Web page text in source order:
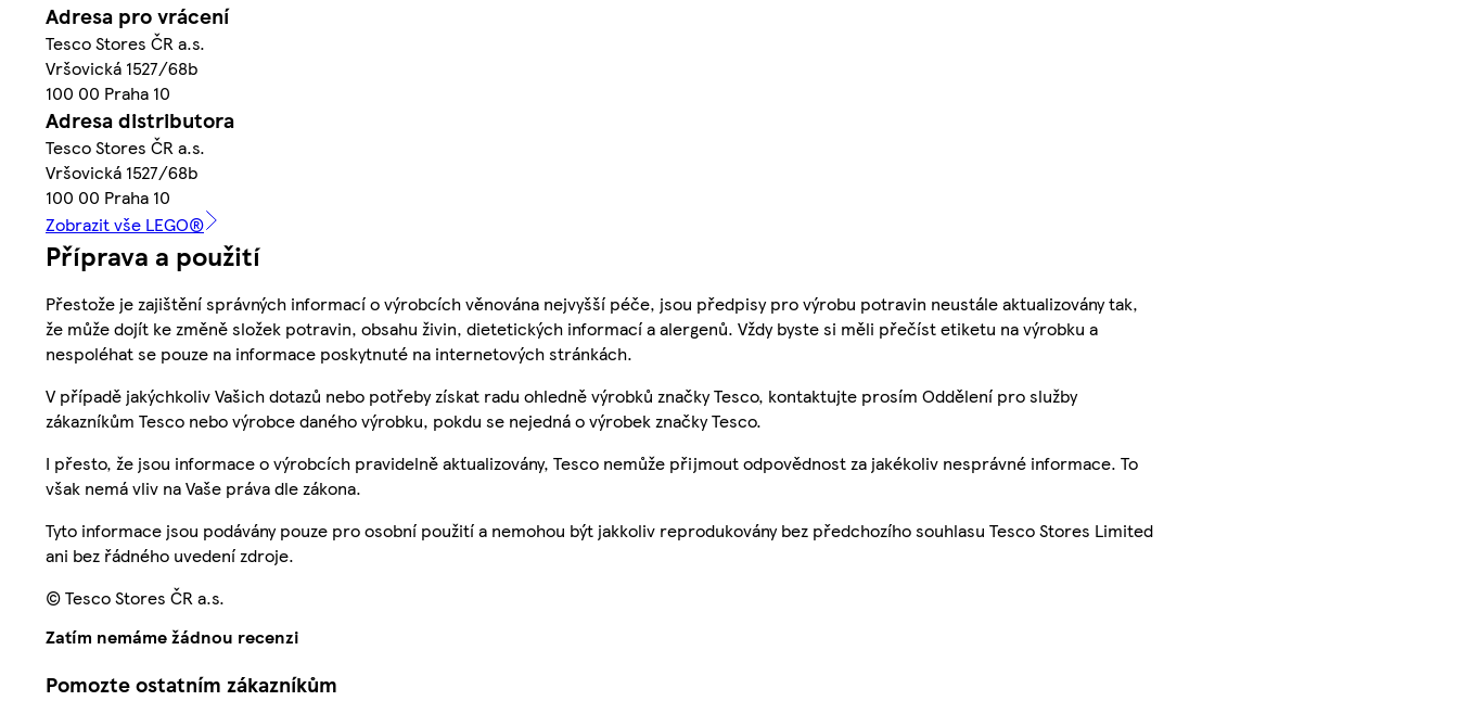
Adresa pro vrácení
Tesco Stores ČR a.s.
Vršovická 1527/68b
100 00 Praha 10
Adresa distributora
Tesco Stores ČR a.s.
Vršovická 1527/68b
100 00 Praha 10
Zobrazit vše LEGO®
Příprava a použití
Přestože je zajištění správných informací o výrobcích věnována nejvyšší péče, jsou předpisy pro výrobu potravin neustále aktualizovány tak,
že může dojít ke změně složek potravin, obsahu živin, dietetických informací a alergenů. Vždy byste si měli přečíst etiketu na výrobku a
nespoléhat se pouze na informace poskytnuté na internetových stránkách.
V případě jakýchkoliv Vašich dotazů nebo potřeby získat radu ohledně výrobků značky Tesco, kontaktujte prosím Oddělení pro služby
zákazníkům Tesco nebo výrobce daného výrobku, pokdu se nejedná o výrobek značky Tesco.
I přesto, že jsou informace o výrobcích pravidelně aktualizovány, Tesco nemůže přijmout odpovědnost za jakékoliv nesprávné informace. To
však nemá vliv na Vaše práva dle zákona.
Tyto informace jsou podávány pouze pro osobní použití a nemohou být jakkoliv reprodukovány bez předchozího souhlasu Tesco Stores Limited
ani bez řádného uvedení zdroje.
© Tesco Stores ČR a.s.
Zatím nemáme žádnou recenzi
Pomozte ostatním zákazníkům